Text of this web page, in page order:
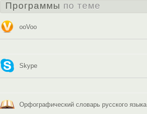
Программы по теме
ooVoo
Skype
Орфографический словарь русского языка